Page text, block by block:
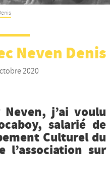
et +
Neven Denis
2020
j’ai voulu
salarié de
Culturel du
l’association sur